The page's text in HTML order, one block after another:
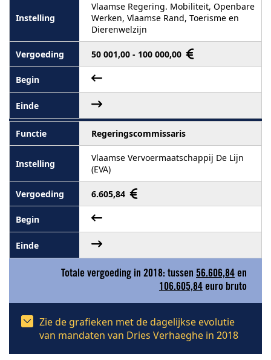
Vlaamse Regering. Mobiliteit, Openbare
Werken, Vlaamse Rand, Toerisme en
Dierenwelzijn
50 001,00 - 100 000,00
Regeringscommissaris
Vlaamse Vervoermaatschappij De Lijn
(EVA)
6.605,84
Totale vergoeding in 2018: tussen 56.606,84 en
106.605,84 euro bruto
Zie de grafieken met de dagelijkse evolutie
van mandaten van Dries Verhaeghe in 2018